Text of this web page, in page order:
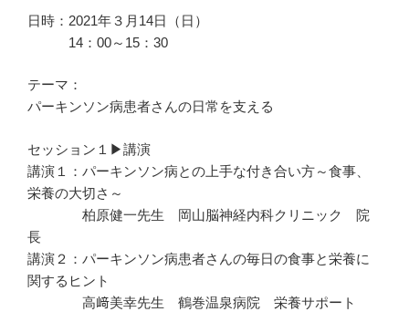
日時：2021年３月14日（日）
14：00～15：30
テーマ：
パーキンソン病患者さんの日常を支える
セッション１▶講演
講演１：パーキンソン病との上手な付き合い方～食事、
栄養の大切さ～
柏原健一先生 岡山脳神経内科クリニック 院
長
講演２：パーキンソン病患者さんの毎日の食事と栄養に
関するヒント
高﨑美幸先生 鶴巻温泉病院 栄養サポート